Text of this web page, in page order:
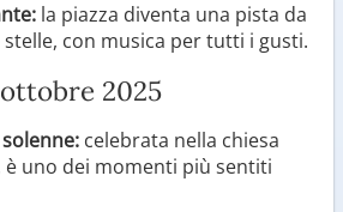
la piazza diventa una pista da
con musica per tutti i gusti.
2025
celebrata nella chiesa
è uno dei momenti più sentiti